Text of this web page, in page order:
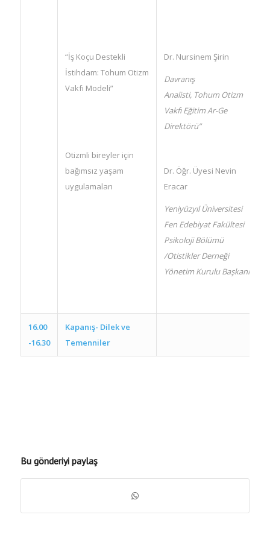
“İş Koçu Destekli
İstihdam: Tohum Otizm
Vakfı Modeli”
Otizmli bireyler için
bağımsız yaşam
uygulamaları
Dr. Nursinem Şirin
Davranış
Analisti, Tohum Otizm
Vakfı Eğitim Ar-Ge
Direktörü”
Dr. Öğr. Üyesi Nevin
Eracar
Yeniyüzyıl Üniversitesi
Fen Edebiyat Fakültesi
Psikoloji Bölümü
/Otistikler Derneği
Yönetim Kurulu Başkanı
16.00
-16.30
Kapanış- Dilek ve
Temenniler
Bu gönderiyi paylaş